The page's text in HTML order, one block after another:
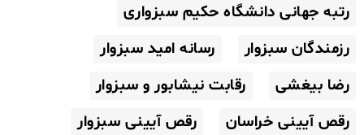
رتبه جهانی دانشگاه حکیم سبزواری
رزمندگان سبزوار
رسانه امید سبزوار
رضا بیغشی
رقابت نیشابور و سبزوار
رقص آیینی خراسان
رقص آیینی سبزوار